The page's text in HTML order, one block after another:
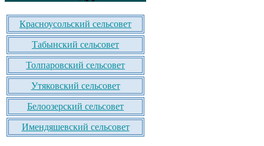
Красноусольский сельсовет
Табынский сельсовет
Толпаровский сельсовет
Утяковский сельсовет
Белоозерский сельсовет
Имендяшевский сельсовет